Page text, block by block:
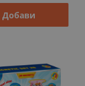
Добави